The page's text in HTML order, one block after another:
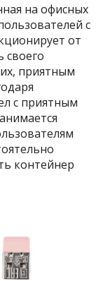
на офисных
с
от
своего
приятным
с приятным
контейнер